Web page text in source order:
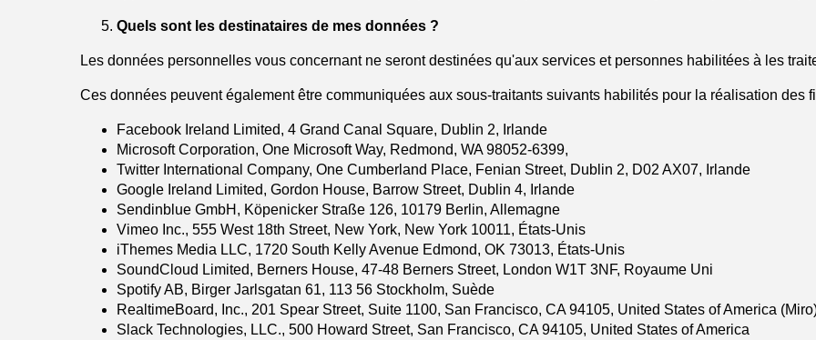
Quels sont les destinataires de mes données ?
Les données personnelles vous concernant ne seront destinées qu'aux services et personnes habilitées à les
Ces données peuvent également être communiquées aux sous-traitants suivants habilités pour la réalisation des
Facebook Ireland Limited, 4 Grand Canal Square, Dublin 2, Irlande
Microsoft Corporation, One Microsoft Way, Redmond, WA 98052-6399,
Twitter International Company, One Cumberland Place, Fenian Street, Dublin 2, D02 AX07, Irlande
Google Ireland Limited, Gordon House, Barrow Street, Dublin 4, Irlande
Sendinblue GmbH, Köpenicker Straße 126, 10179 Berlin, Allemagne
Vimeo Inc., 555 West 18th Street, New York, New York 10011, États-Unis
iThemes Media LLC, 1720 South Kelly Avenue Edmond, OK 73013, États-Unis
SoundCloud Limited, Berners House, 47-48 Berners Street, London W1T 3NF, Royaume Uni
Spotify AB, Birger Jarlsgatan 61, 113 56 Stockholm, Suède
RealtimeBoard, Inc., 201 Spear Street, Suite 1100, San Francisco, CA 94105, United States of America
Slack Technologies, LLC., 500 Howard Street, San Francisco, CA 94105, United States of America